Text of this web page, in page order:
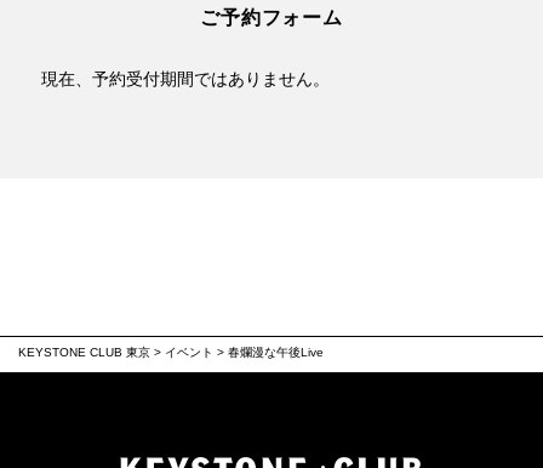
ご予約フォーム
現在、予約受付期間ではありません。
KEYSTONE CLUB 東京 > イベント > 春爛漫な午後Live